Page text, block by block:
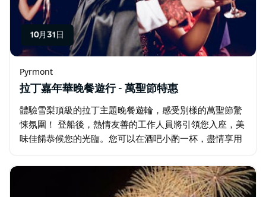
10月31日
Pyrmont
拉丁嘉年華晚餐遊行 - 萬聖節特惠
體驗雪梨頂級的拉丁主題晚餐遊輪，感受別樣的萬聖節驚
悚氛圍！ 登船後，熱情友善的工作人員將引領您入座，美
味佳餚恭候您的光臨。您可以在酒吧小酌一杯，盡情享用
目不暇給！專業舞者將帶您領略巴西桑巴…